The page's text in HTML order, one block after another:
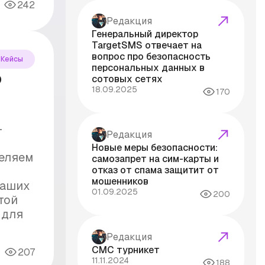
242
Кейсы
207
Редакция
Генеральный директор
TargetSMS отвечает на
вопрос про безопасность
персональных данных в
сотовых сетях
18.09.2025 170
Редакция
Новые меры безопасности:
самозапрет на сим-карты и
отказ от спама защитит от
мошенников
01.09.2025 200
Редакция
СМС турникет
11.11.2024 188